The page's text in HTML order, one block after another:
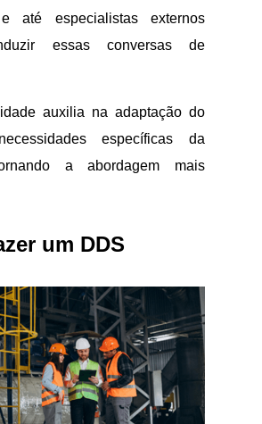
até especialistas externos
essas conversas de
auxilia na adaptação do
específicas da
a abordagem mais
um DDS